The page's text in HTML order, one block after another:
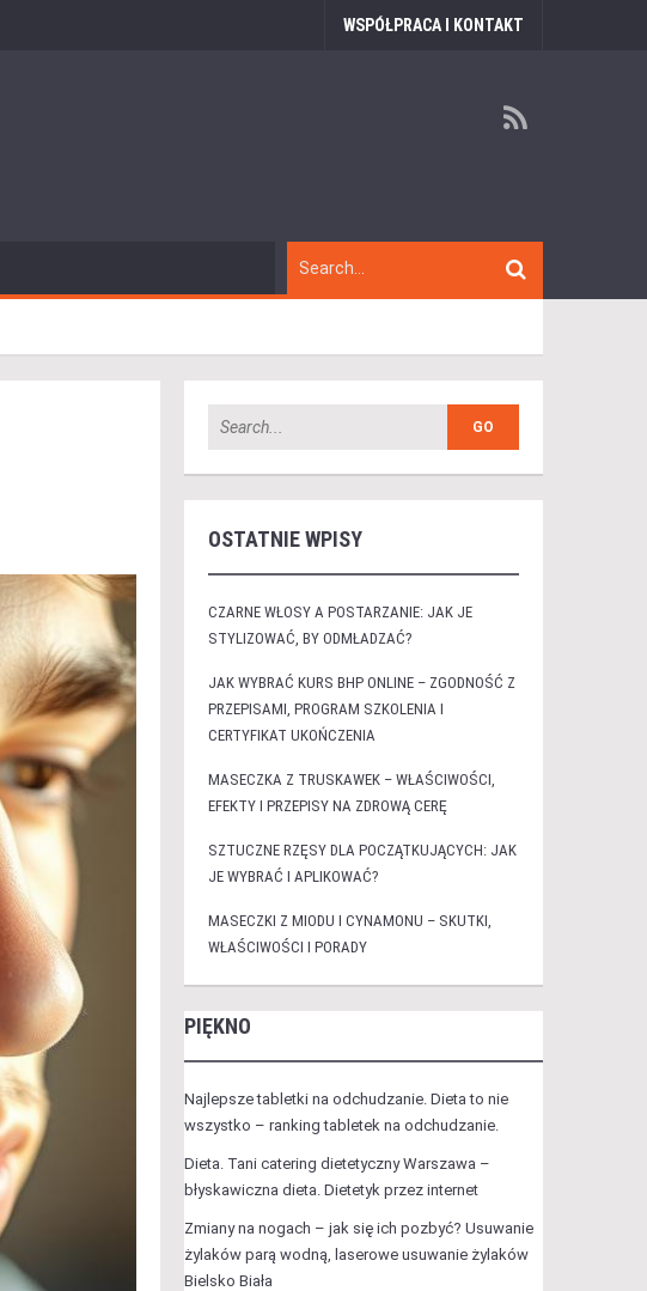
WSPÓŁPRACA I KONTAKT
OSTATNIE WPISY
CZARNE WŁOSY A POSTARZANIE: JAK JE
STYLIZOWAĆ, BY ODMŁADZAĆ?
JAK WYBRAĆ KURS BHP ONLINE – ZGODNOŚĆ Z
PRZEPISAMI, PROGRAM SZKOLENIA I
CERTYFIKAT UKOŃCZENIA
MASECZKA Z TRUSKAWEK – WŁAŚCIWOŚCI,
EFEKTY I PRZEPISY NA ZDROWĄ CERĘ
SZTUCZNE RZĘSY DLA POCZĄTKUJĄCYCH: JAK
JE WYBRAĆ I APLIKOWAĆ?
MASECZKI Z MIODU I CYNAMONU – SKUTKI,
WŁAŚCIWOŚCI I PORADY
PIĘKNO
Najlepsze tabletki na odchudzanie. Dieta to nie
wszystko – ranking tabletek na odchudzanie.
Dieta. Tani catering dietetyczny Warszawa –
błyskawiczna dieta. Dietetyk przez internet
Zmiany na nogach – jak się ich pozbyć? Usuwanie
żylaków parą wodną, laserowe usuwanie żylaków
Bielsko Biała